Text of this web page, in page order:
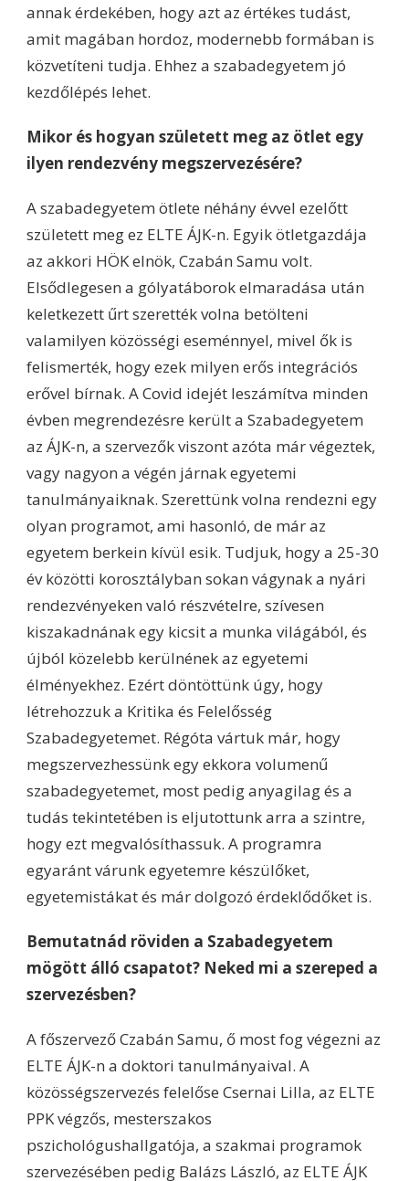
annak érdekében, hogy azt az értékes tudást,
amit magában hordoz, modernebb formában is
közvetíteni tudja. Ehhez a szabadegyetem jó
kezdőlépés lehet.
Mikor és hogyan született meg az ötlet egy
ilyen rendezvény megszervezésére?
A szabadegyetem ötlete néhány évvel ezelőtt
született meg ez ELTE ÁJK-n. Egyik ötletgazdája
az akkori HÖK elnök, Czabán Samu volt.
Elsődlegesen a gólyatáborok elmaradása után
keletkezett űrt szerették volna betölteni
valamilyen közösségi eseménnyel, mivel ők is
felismerték, hogy ezek milyen erős integrációs
erővel bírnak. A Covid idejét leszámítva minden
évben megrendezésre került a Szabadegyetem
az ÁJK-n, a szervezők viszont azóta már végeztek,
vagy nagyon a végén járnak egyetemi
tanulmányaiknak. Szerettünk volna rendezni egy
olyan programot, ami hasonló, de már az
egyetem berkein kívül esik. Tudjuk, hogy a 25-30
év közötti korosztályban sokan vágynak a nyári
rendezvényeken való részvételre, szívesen
kiszakadnának egy kicsit a munka világából, és
újból közelebb kerülnének az egyetemi
élményekhez. Ezért döntöttünk úgy, hogy
létrehozzuk a Kritika és Felelősség
Szabadegyetemet. Régóta vártuk már, hogy
megszervezhessünk egy ekkora volumenű
szabadegyetemet, most pedig anyagilag és a
tudás tekintetében is eljutottunk arra a szintre,
hogy ezt megvalósíthassuk. A programra
egyaránt várunk egyetemre készülőket,
egyetemistákat és már dolgozó érdeklődőket is.
Bemutatnád röviden a Szabadegyetem
mögött álló csapatot? Neked mi a szereped a
szervezésben?
A főszervező Czabán Samu, ő most fog végezni az
ELTE ÁJK-n a doktori tanulmányaival. A
közösségszervezés felelőse Csernai Lilla, az ELTE
PPK végzős, mesterszakos
pszichológushallgatója, a szakmai programok
szervezésében pedig Balázs László, az ELTE ÁJK